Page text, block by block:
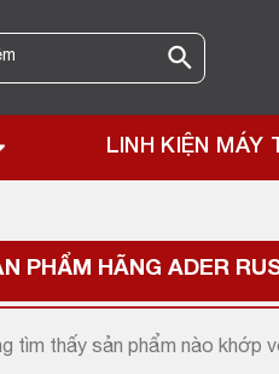
LINH KIỆN MÁY
PHẨM HÃNG ADER
tìm thấy sản phẩm nào khớp